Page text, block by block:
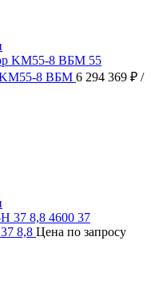
KM55-8 ВБМ 6 294 369 ₽ /
8,8 Цена по запросу